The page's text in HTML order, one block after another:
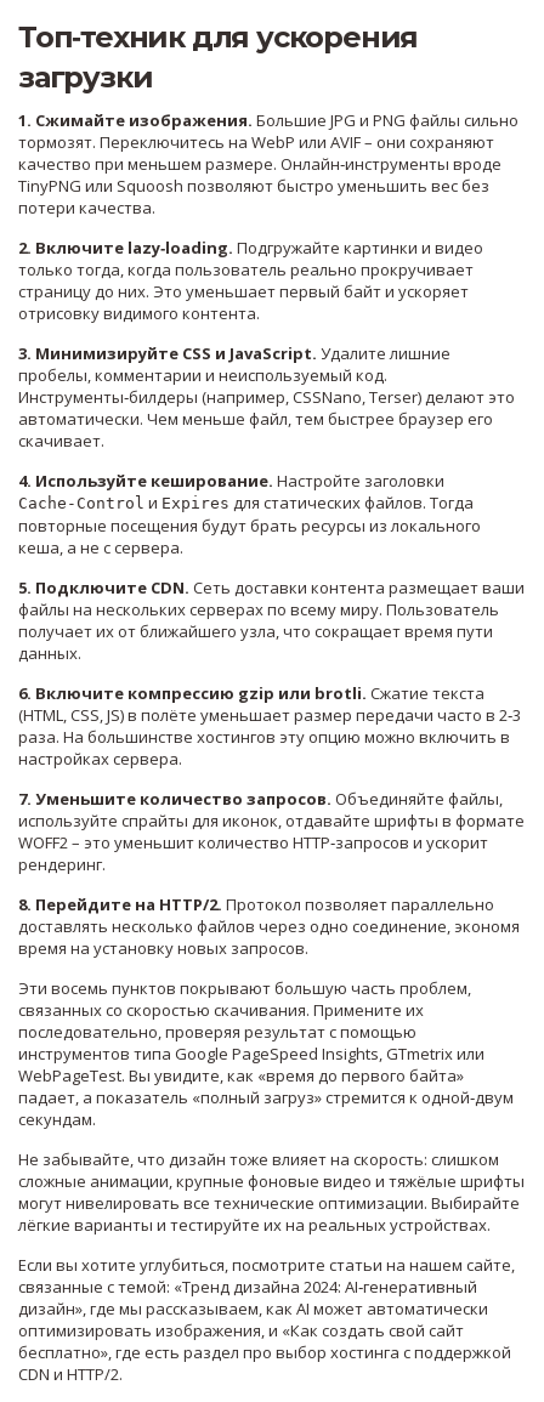
Топ‑техник для ускорения
загрузки
1. Сжимайте изображения. Большие JPG и PNG файлы сильно
тормозят. Переключитесь на WebP или AVIF – они сохраняют
качество при меньшем размере. Онлайн‑инструменты вроде
TinyPNG или Squoosh позволяют быстро уменьшить вес без
потери качества.
2. Включите lazy‑loading. Подгружайте картинки и видео
только тогда, когда пользователь реально прокручивает
страницу до них. Это уменьшает первый байт и ускоряет
отрисовку видимого контента.
3. Минимизируйте CSS и JavaScript. Удалите лишние
пробелы, комментарии и неиспользуемый код.
Инструменты‑билдеры (например, CSSNano, Terser) делают это
автоматически. Чем меньше файл, тем быстрее браузер его
скачивает.
4. Используйте кеширование. Настройте заголовки
Cache‑Control и Expires для статических файлов. Тогда
повторные посещения будут брать ресурсы из локального
кеша, а не с сервера.
5. Подключите CDN. Сеть доставки контента размещает ваши
файлы на нескольких серверах по всему миру. Пользователь
получает их от ближайшего узла, что сокращает время пути
данных.
6. Включите компрессию gzip или brotli. Сжатие текста
(HTML, CSS, JS) в полёте уменьшает размер передачи часто в 2‑3
раза. На большинстве хостингов эту опцию можно включить в
настройках сервера.
7. Уменьшите количество запросов. Объединяйте файлы,
используйте спрайты для иконок, отдавайте шрифты в формате
WOFF2 – это уменьшит количество HTTP‑запросов и ускорит
рендеринг.
8. Перейдите на HTTP/2. Протокол позволяет параллельно
доставлять несколько файлов через одно соединение, экономя
время на установку новых запросов.
Эти восемь пунктов покрывают большую часть проблем,
связанных со скоростью скачивания. Примените их
последовательно, проверяя результат с помощью
инструментов типа Google PageSpeed Insights, GTmetrix или
WebPageTest. Вы увидите, как «время до первого байта»
падает, а показатель «полный загруз» стремится к одной‑двум
секундам.
Не забывайте, что дизайн тоже влияет на скорость: слишком
сложные анимации, крупные фоновые видео и тяжёлые шрифты
могут нивелировать все технические оптимизации. Выбирайте
лёгкие варианты и тестируйте их на реальных устройствах.
Если вы хотите углубиться, посмотрите статьи на нашем сайте,
связанные с темой: «Тренд дизайна 2024: AI‑генеративный
дизайн», где мы рассказываем, как AI может автоматически
оптимизировать изображения, и «Как создать свой сайт
бесплатно», где есть раздел про выбор хостинга с поддержкой
CDN и HTTP/2.